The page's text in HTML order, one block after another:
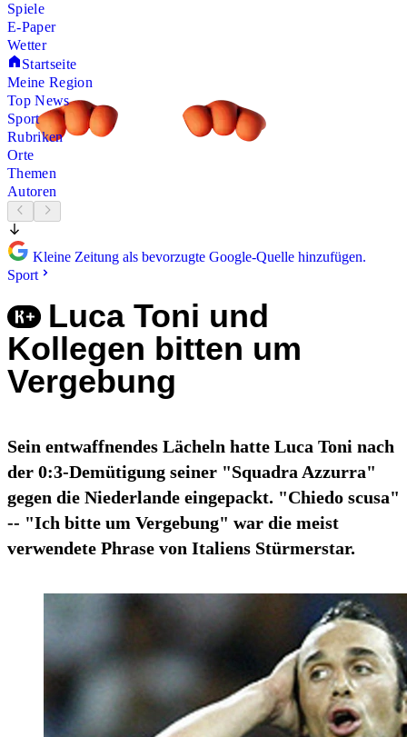
Spiele
E-Paper
Wetter
Startseite
Meine Region
Top News
Sport
Rubriken
Orte
Themen
Autoren
Kleine Zeitung als bevorzugte Google-Quelle hinzufügen.
Sport
Luca Toni und
Kollegen bitten um
Vergebung
Sein entwaffnendes Lächeln hatte Luca Toni nach
der 0:3-Demütigung seiner "Squadra Azzurra"
gegen die Niederlande eingepackt. "Chiedo scusa"
-- "Ich bitte um Vergebung" war die meist
verwendete Phrase von Italiens Stürmerstar.